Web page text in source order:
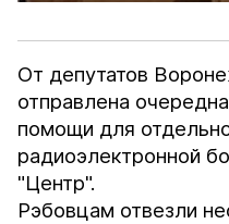
От депутатов
отправлена
помощи для
радиоэлектронной
"Центр".
Рэбовцам отвезли